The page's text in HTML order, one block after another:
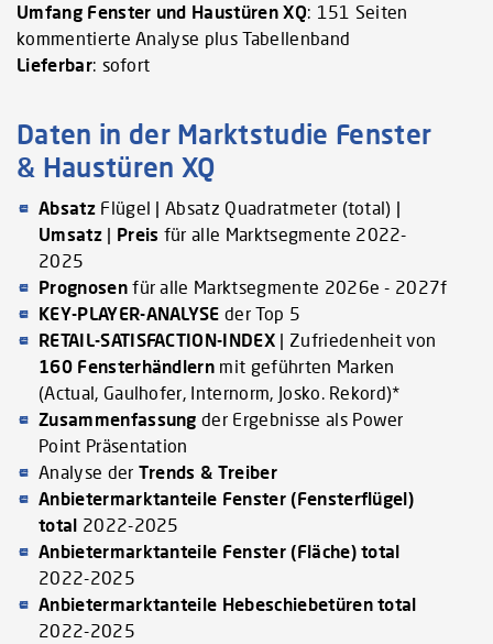
Umfang Fenster und Haustüren XQ: 151 Seiten
kommentierte Analyse plus Tabellenband
Lieferbar: sofort
Daten in der Marktstudie Fenster
& Haustüren XQ
AbsatzFlügel | Absatz Quadratmeter (total) |
Umsatz| Preis für alle Marktsegmente 2022-
2025
Prognosenfür alle Marktsegmente 2026e - 2027f
KEY-PLAYER-ANALYSE der Top 5
RETAIL-SATISFACTION-INDEX | Zufriedenheit von
160 Fensterhändlern mit geführten Marken
(Actual, Gaulhofer, Internorm, Josko. Rekord)*
Zusammenfassung der Ergebnisse als Power
Point Präsentation
Analyse der Trends & Treiber
Anbietermarktanteile Fenster (Fensterflügel)
total 2022-2025
Anbietermarktanteile Fenster(Fläche)total
2022-2025
Anbietermarktanteile Hebeschiebetüren total
2022-2025